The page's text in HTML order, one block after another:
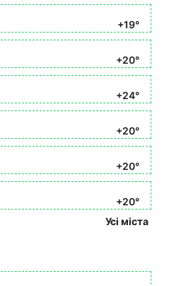
+19°
+20°
+24°
+20°
+20°
+20°
Усі міста